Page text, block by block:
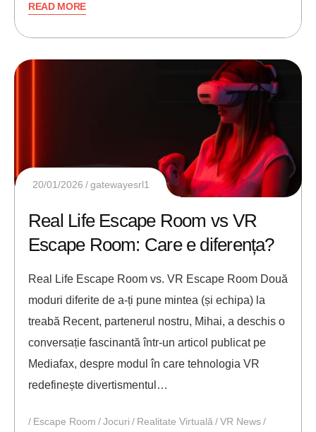
READ MORE
20/01/2026 gatewayesrl1
Real Life Escape Room vs VR
Escape Room: Care e diferența?
Real Life Escape Room vs. VR Escape Room Două
moduri diferite de a-ți pune mintea (și echipa) la
treabă Recent, partenerul nostru, Mihai, a deschis o
conversație fascinantă într-un articol publicat pe
Mediafax, despre modul în care tehnologia VR
redefinește divertismentul…
Escape Room Jocuri Realitate Virtuală VR News